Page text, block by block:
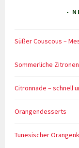
-
Süßer Couscous –
Sommerliche
Citronnade – schnell
Orangendesserts
Tunesischer